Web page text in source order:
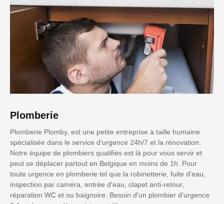
Plomberie
Plomberie Plomby, est une petite entreprise à taille humaine
spécialisée dans le service d’urgence 24h/7 et la rénovation.
Notre équipe de plombiers qualifiés est là pour vous servir et
peut se déplacer partout en Belgique en moins de 1h. Pour
toute urgence en plomberie tel que la robinetterie, fuite d'eau,
inspection par caméra, entrée d'eau, clapet anti-retour,
réparation WC et ou baignoire. Besoin d'un plombier d'urgence